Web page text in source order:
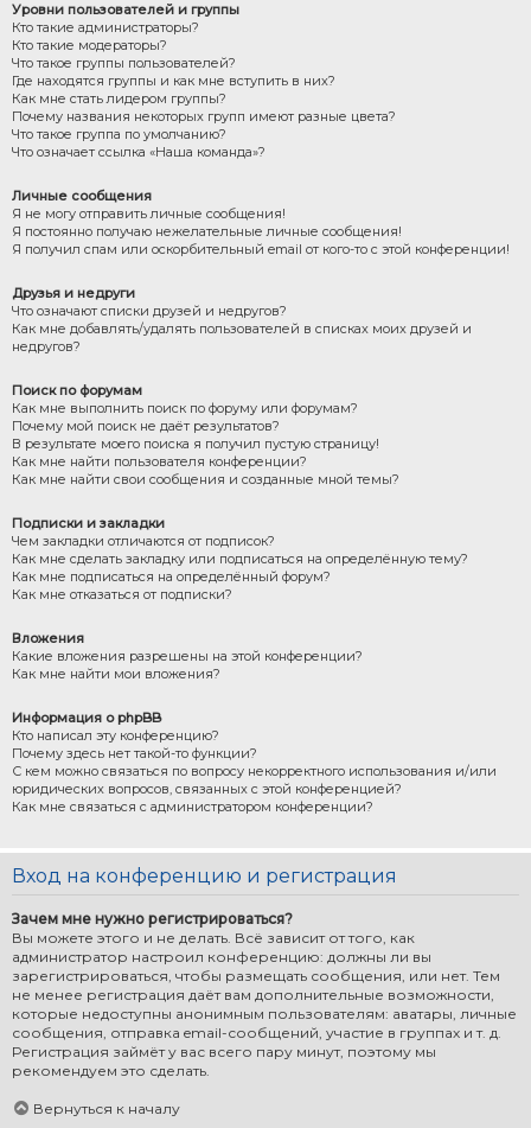
Уровни пользователей и группы
Кто такие администраторы?
Кто такие модераторы?
Что такое группы пользователей?
Где находятся группы и как мне вступить в них?
Как мне стать лидером группы?
Почему названия некоторых групп имеют разные цвета?
Что такое группа по умолчанию?
Что означает ссылка «Наша команда»?
Личные сообщения
Я не могу отправить личные сообщения!
Я постоянно получаю нежелательные личные сообщения!
Я получил спам или оскорбительный email от кого-то с этой конференции!
Друзья и недруги
Что означают списки друзей и недругов?
Как мне добавлять/удалять пользователей в списках моих друзей и
недругов?
Поиск по форумам
Как мне выполнить поиск по форуму или форумам?
Почему мой поиск не даёт результатов?
В результате моего поиска я получил пустую страницу!
Как мне найти пользователя конференции?
Как мне найти свои сообщения и созданные мной темы?
Подписки и закладки
Чем закладки отличаются от подписок?
Как мне сделать закладку или подписаться на определённую тему?
Как мне подписаться на определённый форум?
Как мне отказаться от подписки?
Вложения
Какие вложения разрешены на этой конференции?
Как мне найти мои вложения?
Информация о phpBB
Кто написал эту конференцию?
Почему здесь нет такой-то функции?
С кем можно связаться по вопросу некорректного использования и/или
юридических вопросов, связанных с этой конференцией?
Как мне связаться с администратором конференции?
Вход на конференцию и регистрация
Зачем мне нужно регистрироваться?
Вы можете этого и не делать. Всё зависит от того, как
администратор настроил конференцию: должны ли вы
зарегистрироваться, чтобы размещать сообщения, или нет. Тем
не менее регистрация даёт вам дополнительные возможности,
которые недоступны анонимным пользователям: аватары, личные
сообщения, отправка email-сообщений, участие в группах и т. д.
Регистрация займёт у вас всего пару минут, поэтому мы
рекомендуем это сделать.
Вернуться к началу